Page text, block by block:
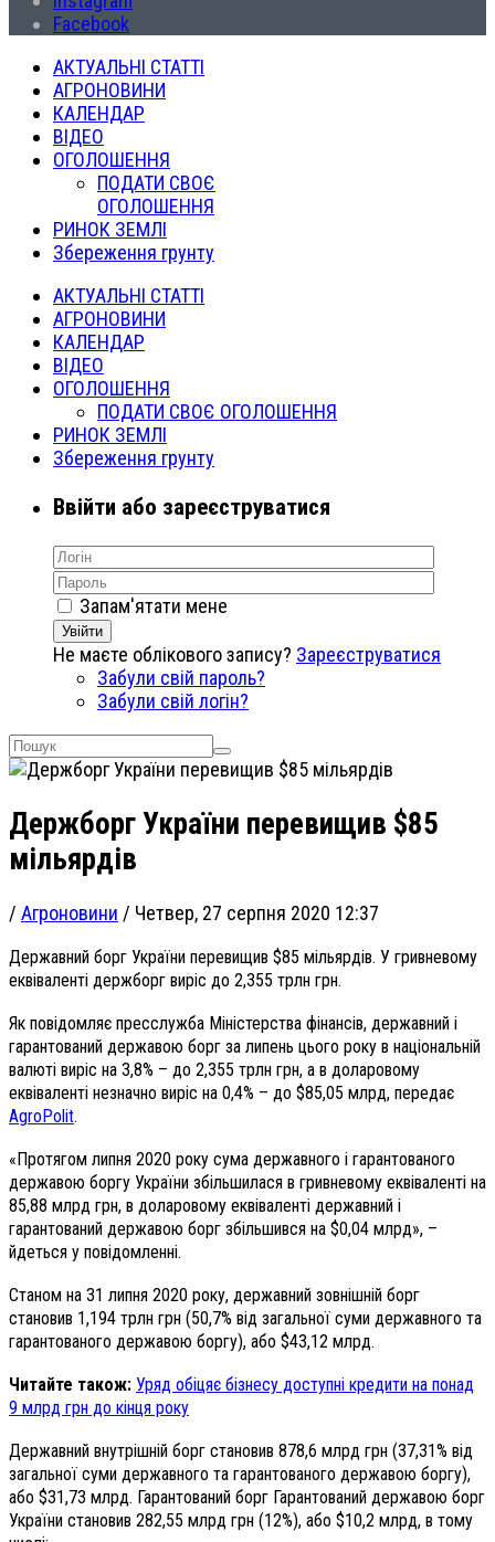
Facebook
АКТУАЛЬНІ СТАТТІ
АГРОНОВИНИ
КАЛЕНДАР
ВІДЕО
ОГОЛОШЕННЯ
ПОДАТИ СВОЄ
ОГОЛОШЕННЯ
РИНОК ЗЕМЛІ
Збереження грунту
АКТУАЛЬНІ СТАТТІ
АГРОНОВИНИ
КАЛЕНДАР
ВІДЕО
ОГОЛОШЕННЯ
ПОДАТИ СВОЄ ОГОЛОШЕННЯ
РИНОК ЗЕМЛІ
Збереження грунту
Ввійти або зареєструватися
Запам'ятати мене
Увійти
Не маєте облікового запису? Зареєструватися
Забули свій пароль?
Забули свій логін?
Держборг України перевищив $85
мільярдів
/ Агроновини / Четвер, 27 серпня 2020 12:37
Державний борг України перевищив $85 мільярдів. У гривневому
еквіваленті держборг виріс до 2,355 трлн грн.
Як повідомляє пресслужба Міністерства фінансів, державний і
гарантований державою борг за липень цього року в національній
валюті виріс на 3,8% – до 2,355 трлн грн, а в доларовому
еквіваленті незначно виріс на 0,4% – до $85,05 млрд, передає
AgroPolit.
«Протягом липня 2020 року сума державного і гарантованого
державою боргу України збільшилася в гривневому еквіваленті на
85,88 млрд грн, в доларовому еквіваленті державний і
гарантований державою борг збільшився на $0,04 млрд», –
йдеться у повідомленні.
Станом на 31 липня 2020 року, державний зовнішній борг
становив 1,194 трлн грн (50,7% від загальної суми державного та
гарантованого державою боргу), або $43,12 млрд.
Читайте також: Уряд обіцяє бізнесу доступні кредити на понад
9 млрд грн до кінця року
Державний внутрішній борг становив 878,6 млрд грн (37,31% від
загальної суми державного та гарантованого державою боргу),
або $31,73 млрд. Гарантований борг Гарантований державою борг
України становив 282,55 млрд грн (12%), або $10,2 млрд, в тому